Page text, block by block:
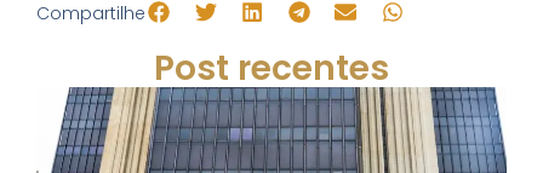
Compartilhe
Post recentes